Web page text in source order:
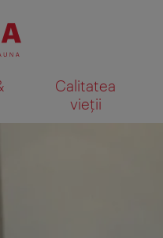
Calitatea
vieții
căutare pe hartă